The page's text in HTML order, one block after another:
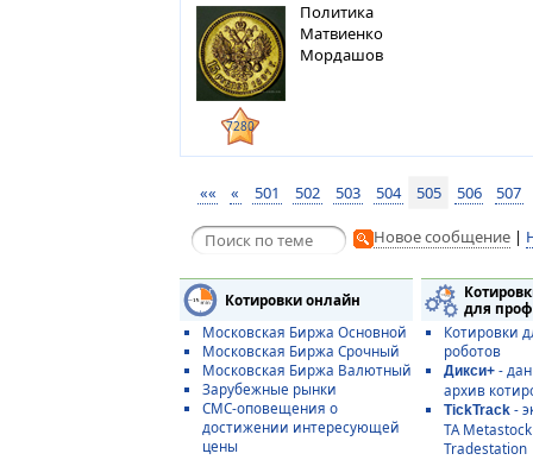
7280
Политика
Матвиенко
Мордашов
«« « 501 502 503 504 505 506 507
Новое сообщение|
Котировки онлайн
для
Московская Биржа Основной
Московская Биржа Срочный
Московская Биржа Валютный
Зарубежные рынки
СМС-оповещения о
достижении интересующей
цены
Котировки
роботов
Дикси+-
архив
TickTrack-
ТА
Tradestation